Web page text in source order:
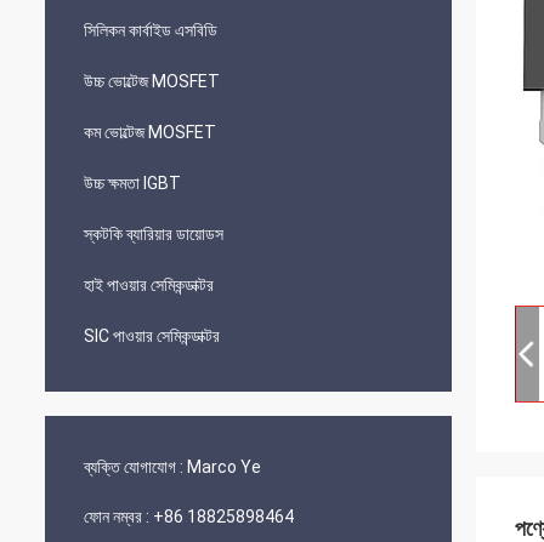
সিলিকন কার্বাইড এসবিডি
উচ্চ ভোল্টেজ MOSFET
কম ভোল্টেজ MOSFET
উচ্চ ক্ষমতা IGBT
স্কটকি ব্যারিয়ার ডায়োডস
হাই পাওয়ার সেমিকন্ডাক্টর
SIC পাওয়ার সেমিকন্ডাক্টর
ব্যক্তি যোগাযোগ : Marco Ye
ফোন নম্বর : +86 18825898464